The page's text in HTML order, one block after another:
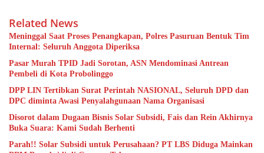
Related News
Meninggal Saat Proses Penangkapan, Polres Pasuruan Bentuk Tim
Internal: Seluruh Anggota Diperiksa
Pasar Murah TPID Jadi Sorotan, ASN Mendominasi Antrean
Pembeli di Kota Probolinggo
DPP LIN Tertibkan Surat Perintah NASIONAL, Seluruh DPD dan
DPC diminta Awasi Penyalahgunaan Nama Organisasi
Disorot dalam Dugaan Bisnis Solar Subsidi, Fais dan Rein Akhirnya
Buka Suara: Kami Sudah Berhenti
Parah!! Solar Subsidi untuk Perusahaan? PT LBS Diduga Mainkan